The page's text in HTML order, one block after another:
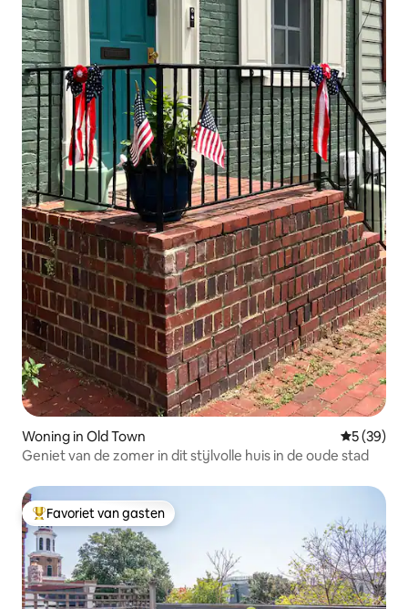
Woning in Old Town
5 (39)
Geniet van de zomer in dit stijlvolle huis in de oude stad
Topfavoriet van gasten
Favoriet van gasten